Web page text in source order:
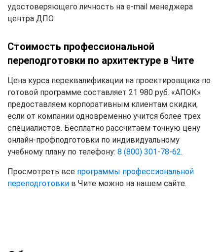
удостоверяющего личность на e-mail менеджера
центра ДПО.
Стоимость профессиональной
переподготовки по архитектуре в Чите
Цена курса переквалификации на проектировщика по
готовой программе составляет 21 980 руб. «АПОК»
предоставляем корпоративным клиентам скидки,
если от компании одновременно учится более трех
специалистов. Бесплатно рассчитаем точную цену
онлайн-профподготовки по индивидуальному
учебному плану по телефону: 8 (800) 301-78-62.
Просмотреть все программы профессиональной
переподготовки в Чите можно на нашем сайте.